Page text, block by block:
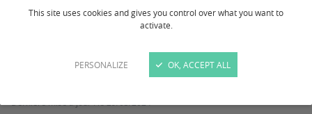
This site uses cookies and gives you control over what you want to
activate.
PERSONALIZE OK, ACCEPT ALL
Publications
scientifiques